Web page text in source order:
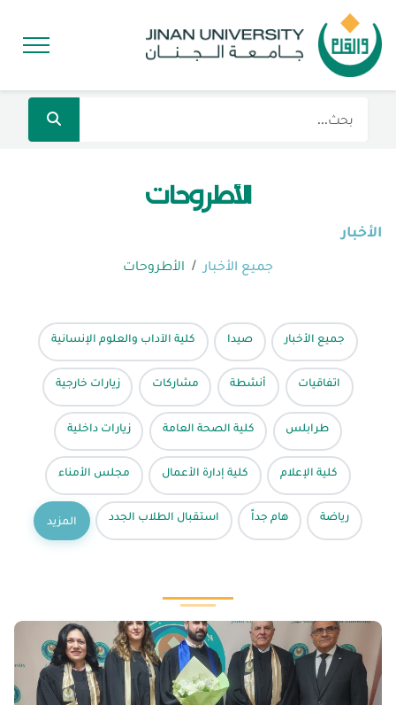
الأطروحات
الأخبار
جميع الأخبار الأطروحات
جميع الأخبار صيدا كلية الآداب والعلوم الإنسانية
اتفاقيات أنشطة مشاركات زيارات خارجية
طرابلس كلية الصحة العامة زيارات داخلية
كلية الإعلام كلية إدارة الأعمال مجلس الأمناء
رياضة هام جداً استقبال الطلاب الجدد المزيد